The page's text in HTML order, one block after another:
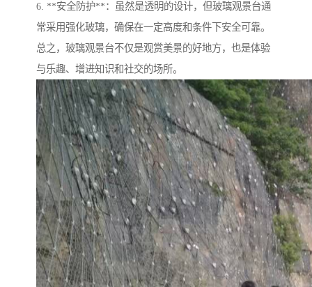
6. **安全防护**：虽然是透明的设计，但玻璃观景台通
常采用强化玻璃，确保在一定高度和条件下安全可靠。
总之，玻璃观景台不仅是观赏美景的好地方，也是体验
与乐趣、增进知识和社交的场所。